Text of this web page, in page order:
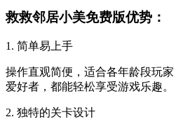
救救邻居小美免费版优势：
1. 简单易上手
操作直观简便，适合各年龄段玩
爱好者，都能轻松享受游戏乐趣。
2. 独特的关卡设计